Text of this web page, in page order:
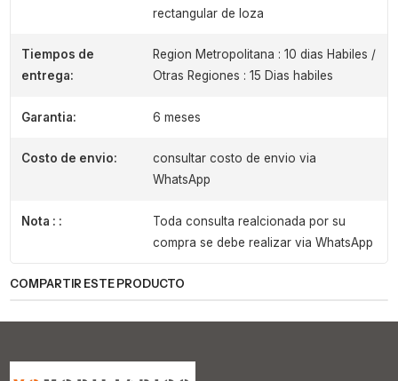
rectangular de loza
Tiempos de
entrega:
Region Metropolitana : 10 dias Habiles /
Otras Regiones : 15 Dias habiles
Garantia: 6 meses
Costo de envio:
consultar costo de envio via
WhatsApp
Nota : :
Toda consulta realcionada por su
compra se debe realizar via WhatsApp
COMPARTIR ESTE PRODUCTO